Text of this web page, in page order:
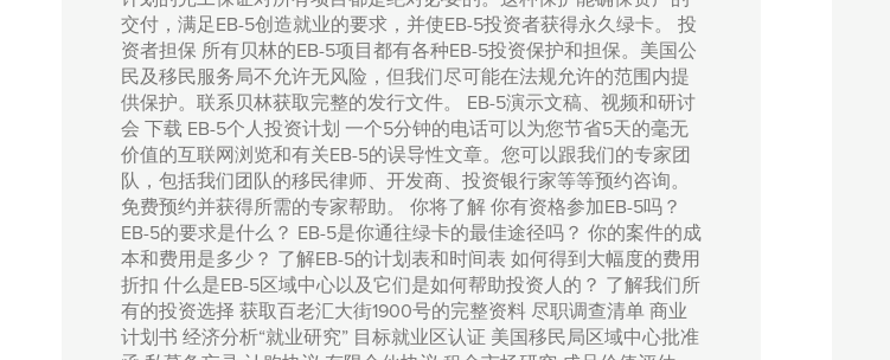
交付，满足EB-5创造就业的要求，并使EB-5投资者获得永久绿卡。 投
资者担保 所有贝林的EB-5项目都有各种EB-5投资保护和担保。美国公
民及移民服务局不允许无风险，但我们尽可能在法规允许的范围内提
供保护。联系贝林获取完整的发行文件。 EB-5演示文稿、视频和研讨
会 下载 EB-5个人投资计划 一个5分钟的电话可以为您节省5天的毫无
价值的互联网浏览和有关EB-5的误导性文章。您可以跟我们的专家团
队，包括我们团队的移民律师、开发商、投资银行家等等预约咨询。
免费预约并获得所需的专家帮助。 你将了解 你有资格参加EB-5吗？
EB-5的要求是什么？ EB-5是你通往绿卡的最佳途径吗？ 你的案件的成
本和费用是多少？ 了解EB-5的计划表和时间表 如何得到大幅度的费用
折扣 什么是EB-5区域中心以及它们是如何帮助投资人的？ 了解我们所
有的投资选择 获取百老汇大街1900号的完整资料 尽职调查清单 商业
计划书 经济分析“就业研究” 目标就业区认证 美国移民局区域中心批准